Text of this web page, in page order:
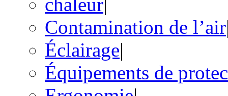
Contamination de l’air
Éclairage|
Équipements de